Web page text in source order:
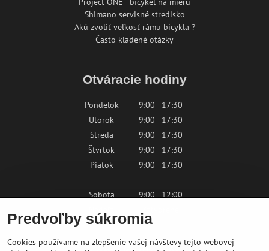
Shimano servisné stredisko
Akú zvoliť veľkosť rámu bicykla ?
Často kladené otázky
Otváracie hodiny
Pondelok
9:00 - 17:30
Utorok
9:00 - 17:30
Streda
9:00 - 17:30
Štvrtok
9:00 - 17:30
Piatok
9:00 - 17:30
Sobota
9:00 - 12:00
Predvoľby súkromia
Cookies používame na zlepšenie vašej návštevy tejto webovej